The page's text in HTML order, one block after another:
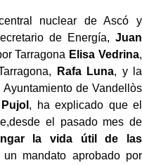
nuclear de Ascó y
de Energía, Juan
Tarragona Elisa Vedrina,
Rafa Luna, y la
de Vandellòs
, ha explicado que el
el pasado mes de
la vida útil de las
mandato aprobado por